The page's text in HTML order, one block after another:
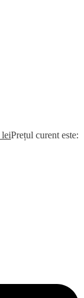
leiPrețul curent este: